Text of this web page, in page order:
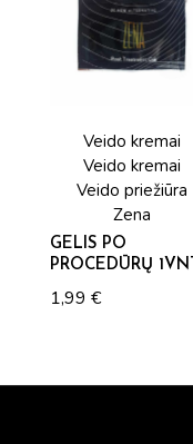
Veido kremai
Veido kremai
Veido priežiūra
Zena
GELIS PO
PROCEDŪRŲ 1VNT
1,99 €